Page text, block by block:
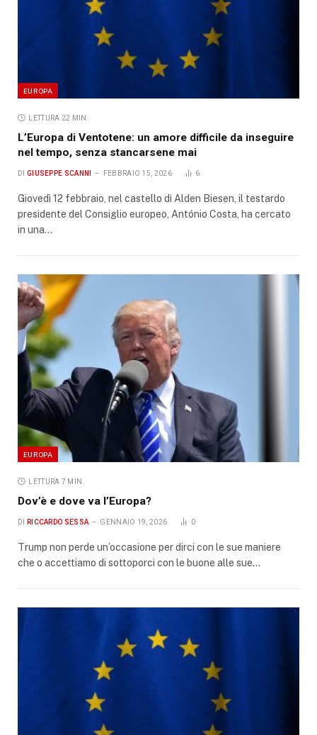
EUROPA
LETTURA 22 MIN.
L’Europa di Ventotene: un amore difficile da inseguire
nel tempo, senza stancarsene mai
DI GIUSEPPE SCANNI FEBBRAIO 15, 2026 6
Giovedì 12 febbraio, nel castello di Alden Biesen, il testardo
presidente del Consiglio europeo, António Costa, ha cercato
in una…
EUROPA
LETTURA 7 MIN.
Dov’è e dove va l’Europa?
DI RICCARDO SESSA GENNAIO 19, 2026 0
Trump non perde un’occasione per dirci con le sue maniere
che o accettiamo di sottoporci con le buone alle sue…